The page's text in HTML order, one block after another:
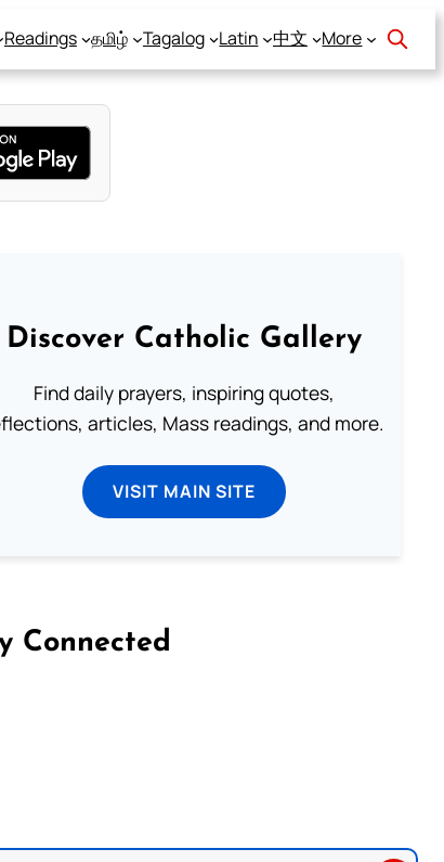
Readings தமிழ் Tagalog Latin 中文 More
Discover Catholic Gallery
Find daily prayers, inspiring quotes,
articles, Mass readings, and more.
VISIT MAIN SITE
Connected